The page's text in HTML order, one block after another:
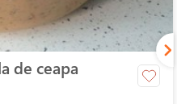
de ceapa